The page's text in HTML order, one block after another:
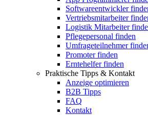
Softwareentwickler
Vertriebsmitarbeiter
Logistik Mitarbeiter
Pflegepersonal finden
Umfrageteilnehmer
Promoter finden
Erntehelfer finden
Praktische Tipps & Kontakt
Anzeige optimieren
B2B Tipps
FAQ
Kontakt